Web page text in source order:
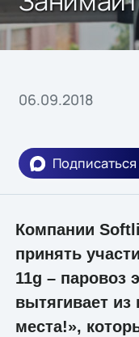
06.09.2018
Подписаться
Компании
принять
11g – паровоз
вытягивает из
места!»,